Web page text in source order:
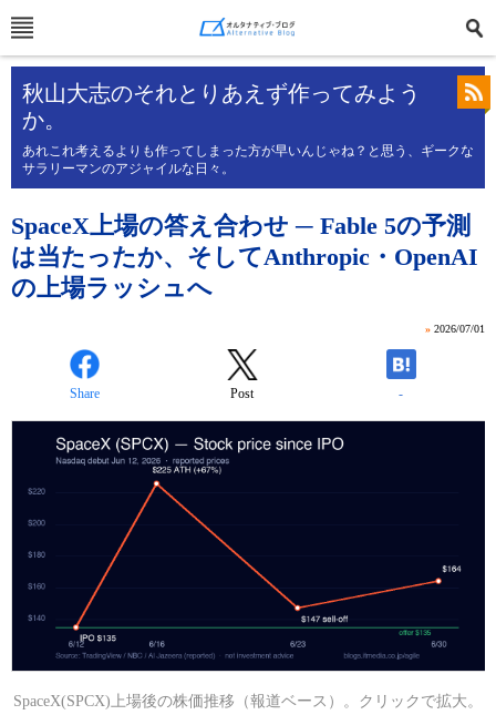
秋山大志のそれとりあえず作ってみよう
か。
あれこれ考えるよりも作ってしまった方が早いんじゃね？と思う、ギークな
サラリーマンのアジャイルな日々。
SpaceX上場の答え合わせ ─ Fable 5の予測
は当たったか、そしてAnthropic・OpenAI
の上場ラッシュへ
» 2026/07/01
Share Post -
SpaceX(SPCX)上場後の株価推移（報道ベース）。クリックで拡大。